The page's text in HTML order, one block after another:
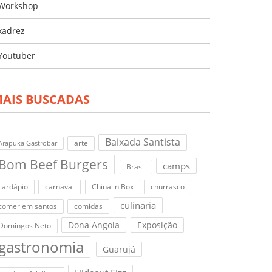
BUSCADAS
Gastrobar arte Baixada Santista
Beef Burgers Brasil camps
carnaval China in Box
churrasco
em santos
comidas culinaria
Neto Dona Angola Exposição
Guarujá